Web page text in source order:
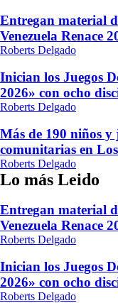
Entregan material
Venezuela Renace
Roberts Delgado
Inician los Juegos
2026» con ocho
Roberts Delgado
Más de 190 niños y
comunitarias en
Roberts Delgado
Lo más Leido
Entregan material
Venezuela Renace
Roberts Delgado
Inician los Juegos
2026» con ocho
Roberts Delgado